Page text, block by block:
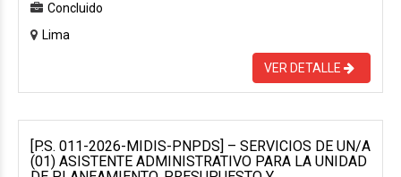
Concluido
Lima
VER DETALLE
[P.S. 011-2026-MIDIS-PNPDS] – SERVICIOS DE UN/A
(01) ASISTENTE ADMINISTRATIVO PARA LA UNIDAD